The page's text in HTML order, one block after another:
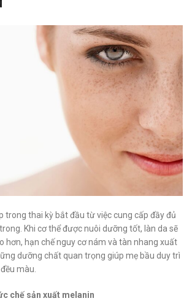
trong thai kỳ bắt đầu từ việc cung cấp đầy đủ
Khi cơ thể được nuôi dưỡng tốt, làn da sẽ
hơn, hạn chế nguy cơ nám và tàn nhang xuất
dưỡng chất quan trọng giúp mẹ bầu duy trì
màu.
chế sản xuất melanin